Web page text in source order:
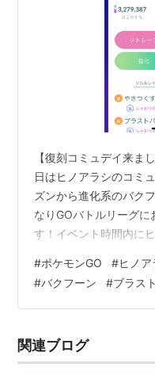
【復刻コミュデイ来ま
日はヒノアラシのコミ
ズンから進化系のバク
なりGOバトルリーグに
す！イベント時間内に
ことが出来ます！さら
＆ほしのすな2倍ボーナ
ィデイになっています
ニティデイやっており
少なめでした。この機
#ポケモンGO #ヒノア
#バクフーン #ブラス
関連ブログ